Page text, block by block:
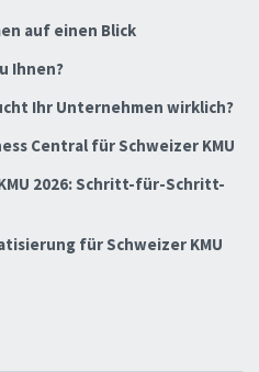
auf einen Blick
Ihnen?
Ihr Unternehmen wirklich?
Central für Schweizer KMU
2026: Schritt-für-Schritt-
für Schweizer KMU